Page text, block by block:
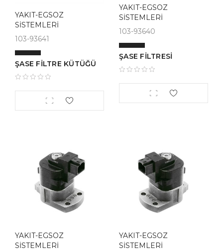
YAKIT-EGSOZ
SİSTEMLERİ
103-93641
ŞASE FİLTRE KÜTÜĞÜ
YAKIT-EGSOZ
SİSTEMLERİ
103-93640
ŞASE FİLTRESİ
YAKIT-EGSOZ
SİSTEMLERİ
YAKIT-EGSOZ
SİSTEMLERİ